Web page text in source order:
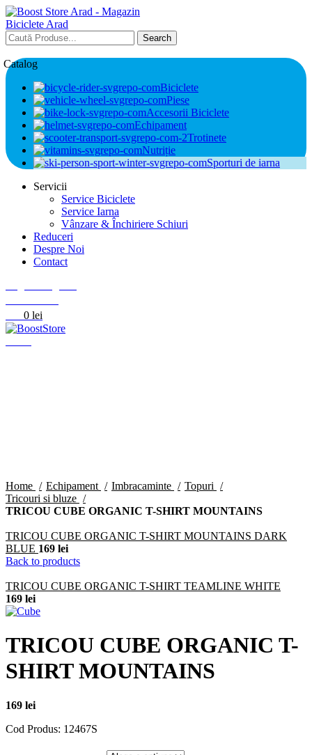
Search
Catalog
Biciclete
Piese
Accesorii Biciclete
Echipament
Trotinete
Nutriție
Sporturi de iarna
Servicii
Service Biciclete
Service Iarna
Vânzare & Închiriere Schiuri
Reduceri
Despre Noi
Contact
0 lei
Home Echipament Imbracaminte
Topuri
Tricouri si bluze
TRICOU CUBE ORGANIC T-SHIRT MOUNTAINS
TRICOU CUBE ORGANIC T-SHIRT MOUNTAINS DARK
BLUE 169 lei
Back to products
TRICOU CUBE ORGANIC T-SHIRT TEAMLINE WHITE
169 lei
TRICOU CUBE ORGANIC T-
SHIRT MOUNTAINS
169 lei
Cod Produs: 12467S